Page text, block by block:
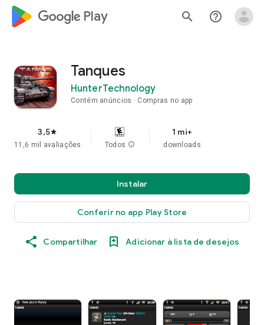
google_logo Play search help_outline
Tanques
HunterTechnology
Contém anúncios Compras no app
3,5star
11,6 mil avaliações Todos info
1 mi+
downloads
Instalar
Conferir no app Play Store
Compartilhar Adicionar à lista de desejos